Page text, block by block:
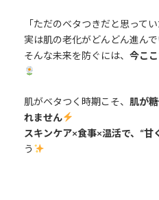
「ただのベタつきだと思ってい
実は肌の老化がどんどん進んで
そんな未来を防ぐには、 今こ
肌がベタつく時期こそ、 肌が
れません
スキンケア×食事×温活で、 “甘
う